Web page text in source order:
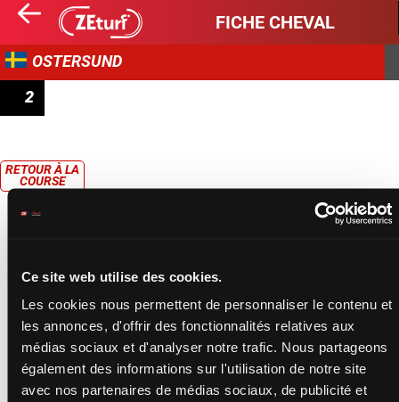
Ce site web utilise des cookies.
Les cookies nous permettent de personnaliser le contenu et
les annonces, d'offrir des fonctionnalités relatives aux
médias sociaux et d'analyser notre trafic. Nous partageons
également des informations sur l'utilisation de notre site
avec nos partenaires de médias sociaux, de publicité et
FICHE CHEVAL
OSTERSUND
2
RETOUR À LA
COURSE